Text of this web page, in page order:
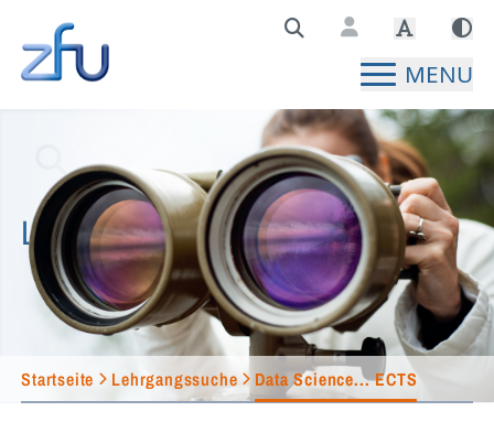
Zentralstelle für Fernunterricht Hauptseite
MENU
Lehrgangssuche
Startseite Lehrgangssuche Data Science... ECTS